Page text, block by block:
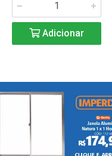
Adicionar